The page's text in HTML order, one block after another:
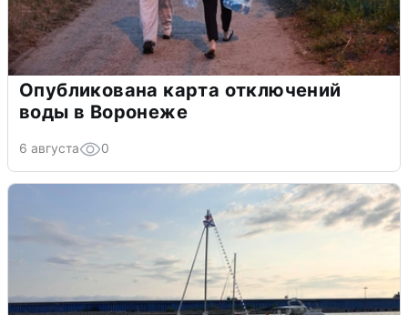
Опубликована карта отключений
воды в Воронеже
6 августа 0